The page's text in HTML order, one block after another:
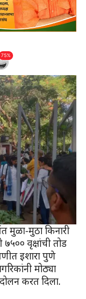
मुळा-मुठा किनारी
वृक्षांची तोड
इशारा पुणे
मोठ्या
करत दिला.